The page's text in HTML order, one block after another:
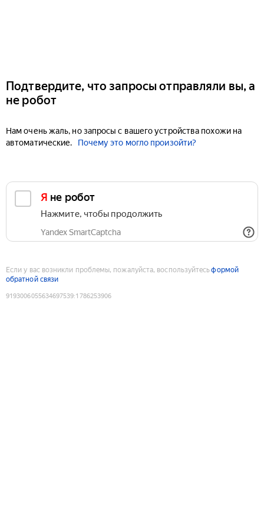
Подтвердите, что запросы отправляли вы, а
не робот
Нам очень жаль, но запросы с вашего устройства похожи на
автоматические.
Почему это могло произойти?
Я не робот
Нажмите, чтобы продолжить
Yandex SmartCaptcha
Если у вас возникли проблемы, пожалуйста, воспользуйтесьформой
обратной связи
9193006055634697539:1786253906